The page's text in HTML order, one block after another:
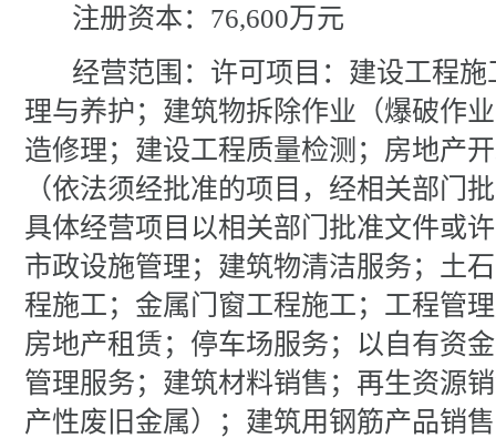
注册资本： 76,600万元
经营范围：许可项目：建设工程
理与养护；建筑物拆除作业（爆破作
造修理；建设工程质量检测；房地产
（依法须经批准的项目，经相关部门
具体经营项目以相关部门批准文件或
市政设施管理；建筑物清洁服务；土
程施工；金属门窗工程施工；工程管
房地产租赁；停车场服务；以自有资
管理服务；建筑材料销售；再生资源
产性废旧金属）；建筑用钢筋产品销